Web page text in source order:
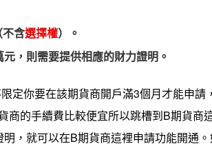
不含選擇權）。
，則需要提供相應的財力證明。
定你要在該期貨商開戶滿3個月才能申請
商的手續費比較便宜所以跳槽到B期貨商
，就可以在B期貨商這裡申請功能開通